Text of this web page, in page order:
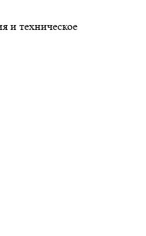
и техническое